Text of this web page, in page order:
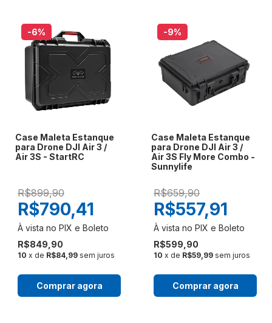
-6%
Case Maleta Estanque
para Drone DJI Air 3 /
Air 3S - StartRC
R$899,90
R$849,90
R$790,41
10 x de R$84,99 sem juros
Comprar agora
-9%
Case Maleta Estanque
para Drone DJI Air 3 /
Air 3S Fly More Combo -
Sunnylife
R$659,90
R$599,90
R$557,91
10 x de R$59,99 sem juros
Comprar agora